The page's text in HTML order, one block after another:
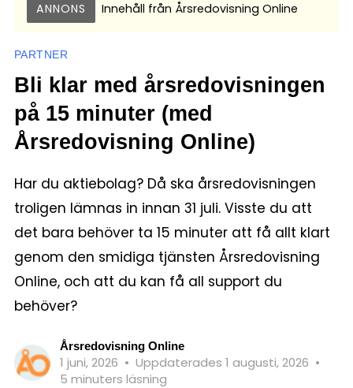
ANNONS Innehåll från Årsredovisning Online
PARTNER
Bli klar med årsredovisningen
på 15 minuter (med
Årsredovisning Online)
Har du aktiebolag? Då ska årsredovisningen
troligen lämnas in innan 31 juli. Visste du att
det bara behöver ta 15 minuter att få allt klart
genom den smidiga tjänsten Årsredovisning
Online, och att du kan få all support du
behöver?
Årsredovisning Online
1 juni, 2026 • Uppdaterades 1 augusti, 2026 •
5 minuters läsning